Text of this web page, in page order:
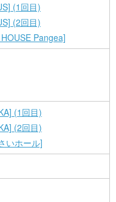
(1回目)
(2回目)
Pangea]
(1回目)
(2回目)
いホール]